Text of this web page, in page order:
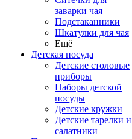
заварки чая
Подстаканники
Шкатулки для чая
Ещё
Детская посуда
Детские столовые
приборы
Наборы детской
посуды
Детские кружки
Детские тарелки и
салатники